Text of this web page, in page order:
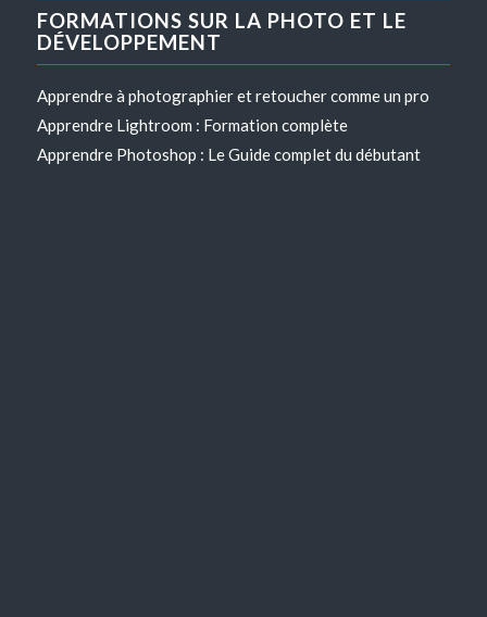
FORMATIONS SUR LA PHOTO ET LE
DÉVELOPPEMENT
Apprendre à photographier et retoucher comme un pro
Apprendre Lightroom : Formation complète
Apprendre Photoshop : Le Guide complet du débutant